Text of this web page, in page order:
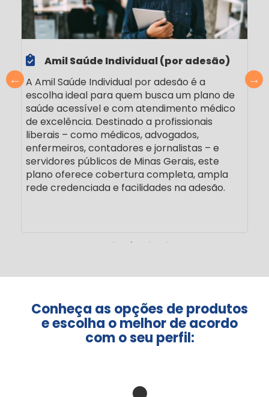
Amil Saúde Individual (por adesão)
A Amil Saúde Individual por adesão é a
escolha ideal para quem busca um plano de
saúde acessível e com atendimento médico
de excelência. Destinado a profissionais
liberais – como médicos, advogados,
enfermeiros, contadores e jornalistas – e
servidores públicos de Minas Gerais, este
plano oferece cobertura completa, ampla
rede credenciada e facilidades na adesão.
Conheça as opções de produtos
e escolha o melhor de acordo
com o seu perfil: